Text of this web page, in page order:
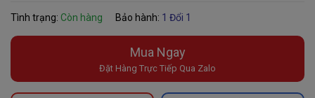
Tình trạng: Còn hàng Bảo hành: 1 Đổi 1
Mua Ngay
Đặt Hàng Trực Tiếp Qua Zalo